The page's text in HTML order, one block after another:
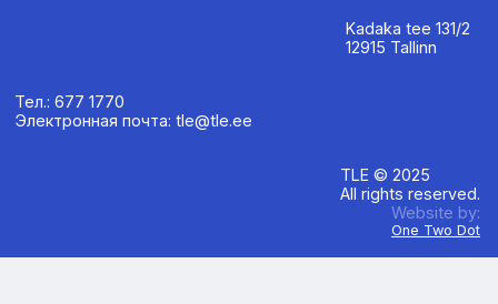
Kadaka tee 131/2
12915 Tallinn
Тел.: 677 1770
Электронная почта: tle@tle.ee
TLE © 2025
All rights reserved.
Website by:
One Two Dot